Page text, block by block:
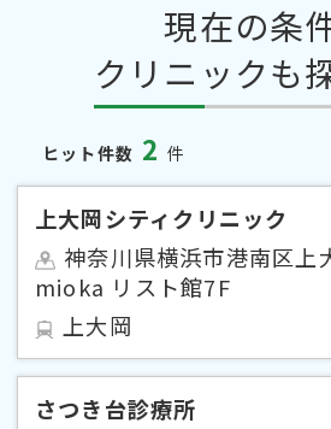
現在の条
クリニックも
ヒット件数 2 件
上大岡シティクリニック
神奈川県横浜市港南区
mioka リスト館7F
上大岡
さつき台診療所